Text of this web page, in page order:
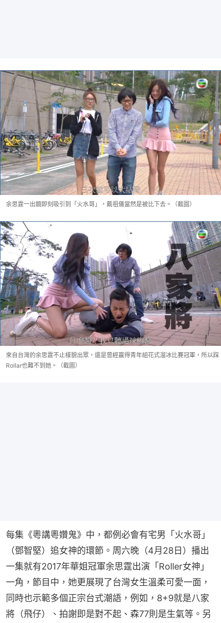
余思霆一出鏡即刻吸引到「火水哥」，戴祖儀當然是被比下去。（截圖）
來自台灣的余思霆不止樣貌出眾，還是曾經嬴得青年組花式溜冰比賽冠軍，所以踩
Rollar也難不到她。（截圖）
每集《粵講粵㜺鬼》中，都例必會有宅男「火水哥」
（鄧智堅）追女神的環節。周六晚（4月28日）播出
一集就有2017年華姐冠軍余思霆出演「Roller女神」
一角，節目中，她更展現了台灣女生溫柔可愛一面，
同時也示範多個正宗台式潮語，例如，8+9就是八家
將（飛仔）、拍謝即是對不起、森77則是生氣等。另